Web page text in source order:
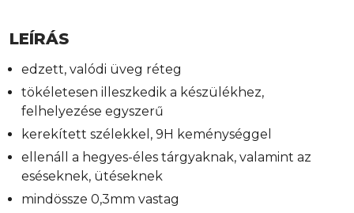
LEÍRÁS
edzett, valódi üveg réteg
tökéletesen illeszkedik a készülékhez,
felhelyezése egyszerű
kerekített szélekkel, 9H keménységgel
ellenáll a hegyes-éles tárgyaknak, valamint az
eséseknek, ütéseknek
mindössze 0,3mm vastag